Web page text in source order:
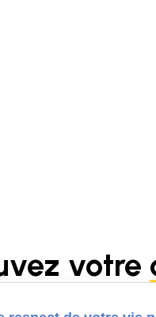
votre